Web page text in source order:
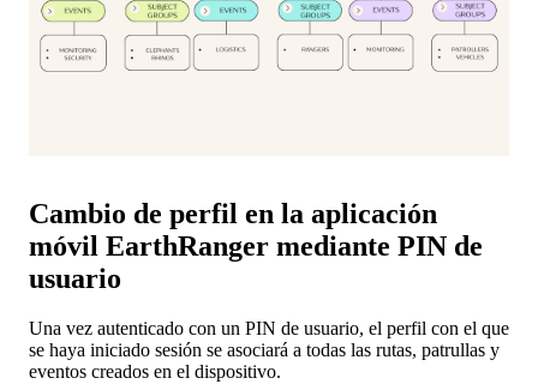
Cambio de perfil en la aplicación
móvil EarthRanger mediante PIN de
usuario
Una vez autenticado con un PIN de usuario, el perfil con el que
se haya iniciado sesión se asociará a todas las rutas, patrullas y
eventos creados en el dispositivo.